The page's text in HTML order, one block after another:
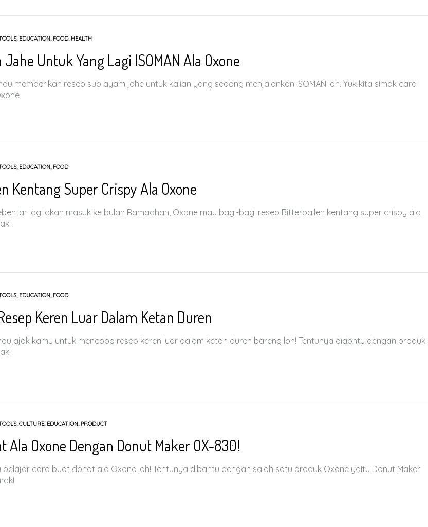
, EDUCATION, FOOD, HEALTH
Untuk Yang Lagi ISOMAN Ala Oxone
memberikan resep sup ayam jahe untuk kalian yang sedang menjalankan ISOMAN loh. Yuk kita simak cara
, EDUCATION, FOOD
Kentang Super Crispy Ala Oxone
lagi akan masuk ke bulan Ramadhan, Oxone mau bagi-bagi resep Bitterballen kentang super crispy ala
, EDUCATION, FOOD
Keren Luar Dalam Ketan Duren
ajak kamu untuk mencoba resep keren luar dalam ketan duren bareng loh! Tentunya diabntu dengan produk
,CULTURE, EDUCATION, PRODUCT
Ala Oxone Dengan Donut Maker OX-830!
belajar cara buat donat ala Oxone loh! Tentunya dibantu dengan salah satu produk Oxone yaitu Donut Maker